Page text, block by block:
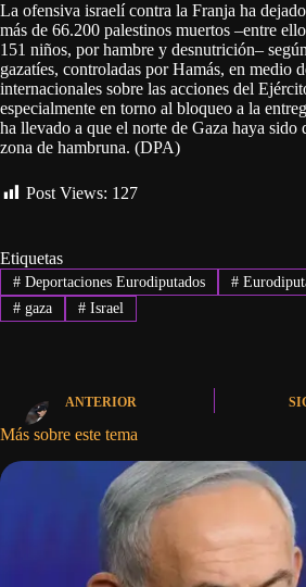
La ofensiva israelí contra la Franja ha
más de 66.200 palestinos muertos –entre
151 niños, por hambre y desnutrición–
gazatíes, controladas por Hamás, en medio
internacionales sobre las acciones del
especialmente en torno al bloqueo a la
ha llevado a que el norte de Gaza haya sido
zona de hambruna. (DPA)
Post Views: 127
Etiquetas
#Deportaciones Eurodiputados #
#gaza #Israel
ANTERIOR
Más sobre este tema